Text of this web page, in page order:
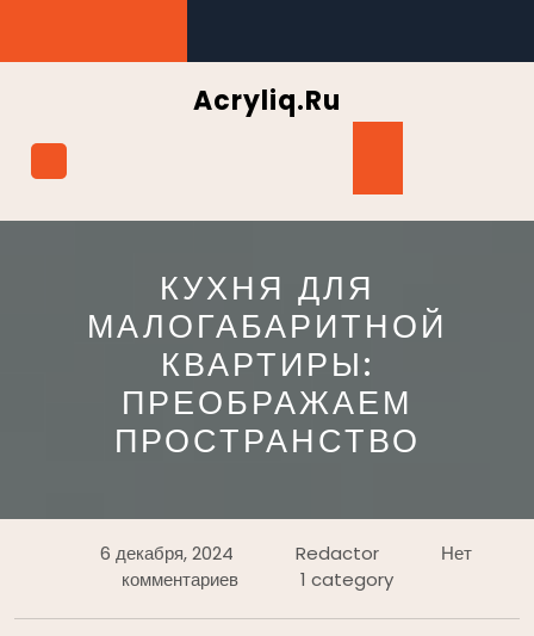
содержимому
Acryliq.ru
КУХНЯ ДЛЯ
МАЛОГАБАРИТНОЙ
КВАРТИРЫ:
ПРЕОБРАЖАЕМ
ПРОСТРАНСТВО
6 декабря, 2024 Redactor
Нет
комментариев
1 category